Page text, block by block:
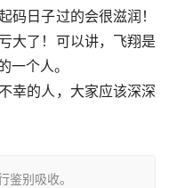
码日子过的会很滋润！
大了！可以讲，飞翔是
一个人。
幸的人，大家应该深深
鉴别吸收。